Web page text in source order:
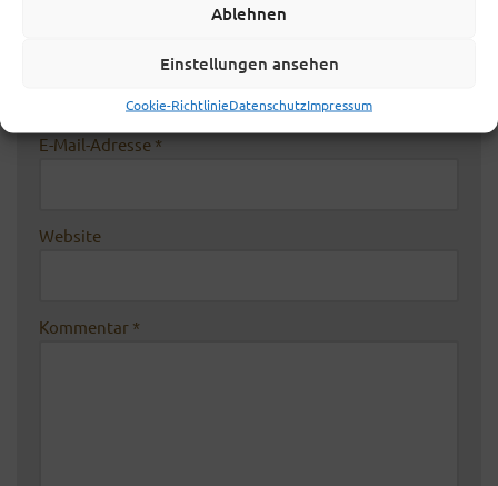
Ablehnen
Einstellungen ansehen
Cookie-RichtlinieDatenschutzImpressum
E-Mail-Adresse *
Website
Kommentar *